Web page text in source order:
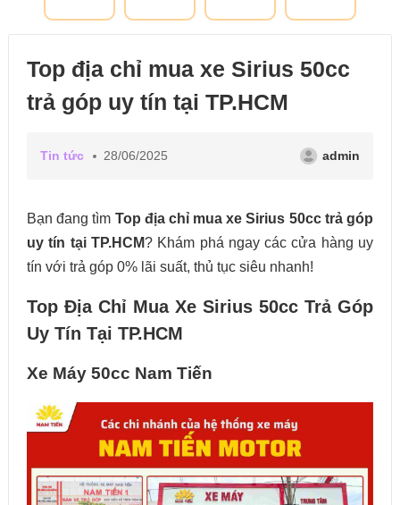
Top địa chỉ mua xe Sirius 50cc
trả góp uy tín tại TP.HCM
Tin tức 28/06/2025 admin
Bạn đang tìm Top địa chỉ mua xe Sirius 50cc trả góp
uy tín tại TP.HCM? Khám phá ngay các cửa hàng uy
tín với trả góp 0% lãi suất, thủ tục siêu nhanh!
Top Địa Chỉ Mua Xe Sirius 50cc Trả Góp
Uy Tín Tại TP.HCM
Xe Máy 50cc Nam Tiến